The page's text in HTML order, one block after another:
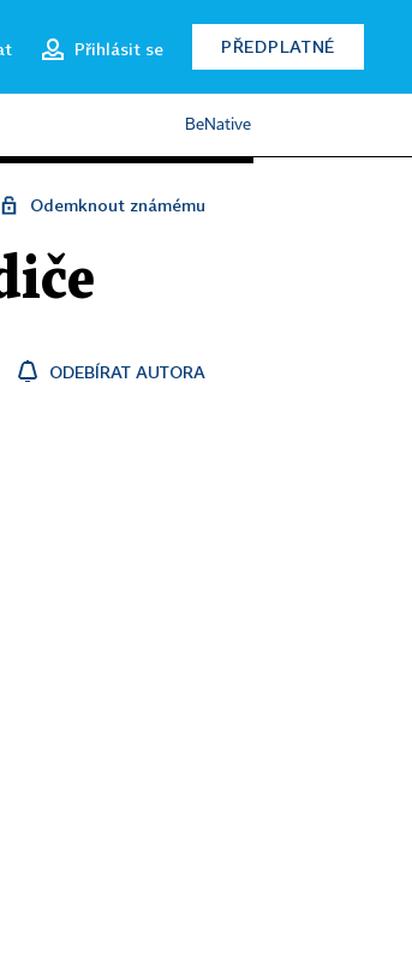
Přihlásit se PŘEDPLATNÉ
BeNative
Odemknout známému
ODEBÍRAT AUTORA